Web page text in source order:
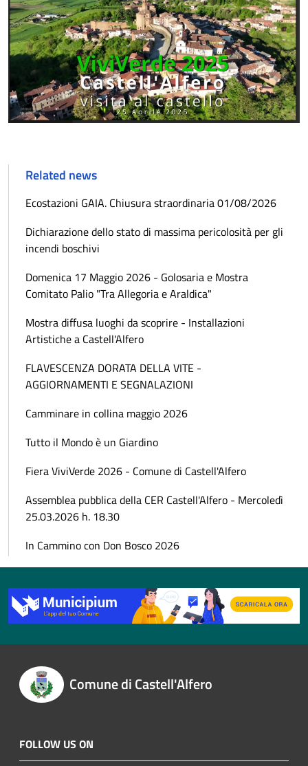
Related news
Ecostazioni GAIA. Chiusura straordinaria 01/08/2026
Dichiarazione dello stato di massima pericolosità per gli
incendi boschivi
Domenica 17 Maggio 2026 - Golosaria e Mostra
Comitato Palio "Tra Allegoria e Araldica"
Mostra diffusa luoghi da scoprire - Installazioni
Artistiche a Castell'Alfero
FLAVESCENZA DORATA DELLA VITE -
AGGIORNAMENTI E SEGNALAZIONI
Camminare in collina maggio 2026
Tutto il Mondo è un Giardino
Fiera ViviVerde 2026 - Comune di Castell'Alfero
Assemblea pubblica della CER Castell'Alfero - Mercoledì
25.03.2026 h. 18.30
In Cammino con Don Bosco 2026
Comune di Castell'Alfero
FOLLOW US ON